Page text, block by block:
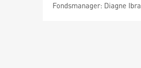
Fondsmanager: Diagne